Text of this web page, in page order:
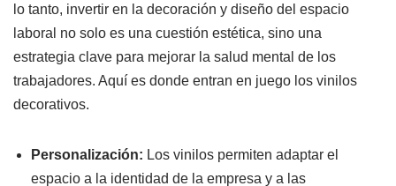
lo tanto, invertir en la decoración y diseño del espacio
laboral no solo es una cuestión estética, sino una
estrategia clave para mejorar la salud mental de los
trabajadores. Aquí es donde entran en juego los vinilos
decorativos.
Personalización: Los vinilos permiten adaptar el
espacio a la identidad de la empresa y a las